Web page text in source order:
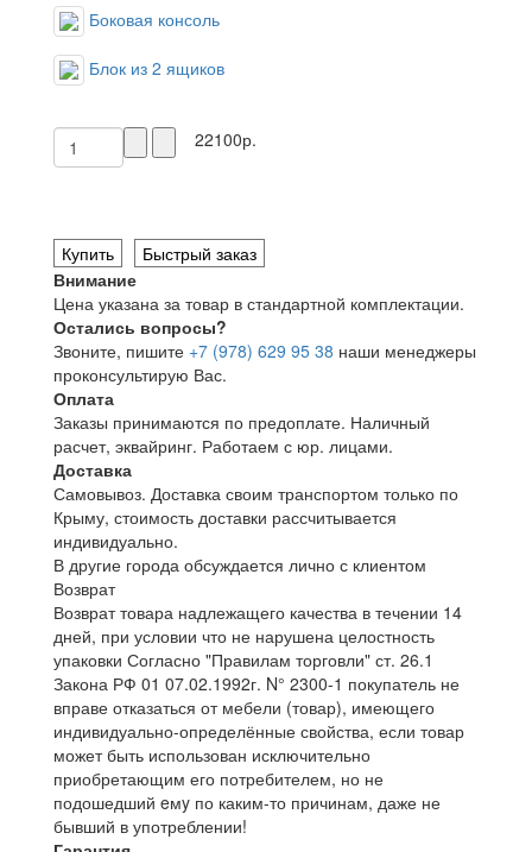
Боковая консоль
Блок из 2 ящиков
22100р.
Купить
Быстрый заказ
Внимание
Цена указана за товар в стандартной комплектации.
Остались вопросы?
Звоните, пишите +7 (978) 629 95 38 наши менеджеры
проконсультирую Вас.
Оплата
Заказы принимаются по предоплате. Наличный
расчет, эквайринг. Работаем с юр. лицами.
Доставка
Самовывоз. Доставка своим транспортом только по
Крыму, стоимость доставки рассчитывается
индивидуально.
В другие города обсуждается лично с клиентом
Возврат
Возврат товара надлежащего качества в течении 14
дней, при условии что не нарушена целостность
упаковки Согласно "Правилам торговли" ст. 26.1
Закона РФ 01 07.02.1992г. N° 2300-1 покупатель не
вправе отказаться от мебели (товар), имеющего
индивидуально-определённые свойства, если товар
может быть использован исключительно
приобретающим его потребителем, но не
подошедший eмy по каким-то причинам, даже не
бывший в употреблении!